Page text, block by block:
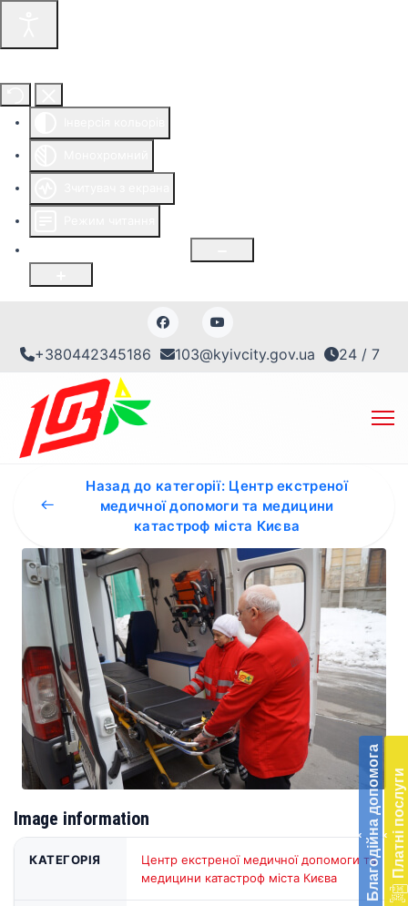
+380442345186 103@kyivcity.gov.ua 24 / 7
‹ Благодійна допомога ‹ Платні послуги
Назад до категорії: Центр екстреної
медичної допомоги та медицини
катастроф міста Києва
Image information
КАТЕГОРІЯ
Центр екстреної медичної допомоги та
медицини катастроф міста Києва